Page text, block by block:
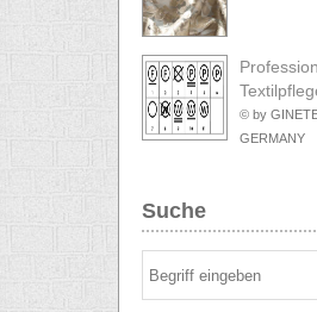
© by
GERMANY
Suche